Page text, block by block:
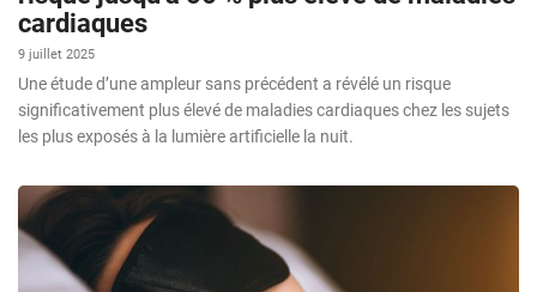
cardiaques
9 juillet 2025
Une étude d’une ampleur sans précédent a révélé un risque
significativement plus élevé de maladies cardiaques chez les sujets
les plus exposés à la lumière artificielle la nuit.